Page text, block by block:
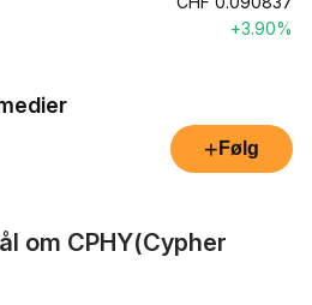
+3.90%
+ Følg
om CPHY(Cypher